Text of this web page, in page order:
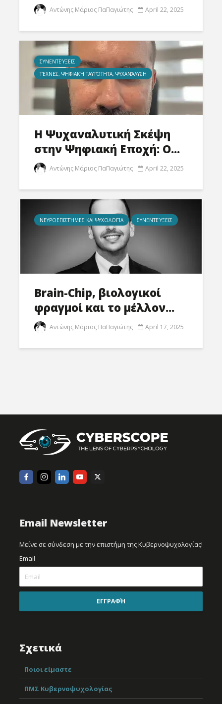
Αντώνης Μάριος ΠαΠαγιώτης April 22, 2025
ΣΥΝΕΝΤΕΎΞΕΙΣ
ΤΈΧΝΕΣ, ΨΗΦΙΑΚΉ ΤΑΥΤΌΤΗΤΑ, ΨΥΧΑΝΆΛΥΣΗ
Η Ψυχαναλυτική Σκέψη
στην Ψηφιακή Εποχή: Ο...
Αντώνης Μάριος ΠαΠαγιώτης April 22, 2025
ΝΕΥΡΟΕΠΙΣΤΉΜΕΣ ΚΑΙ ΨΥΧΟΛΟΓΊΑ ΣΥΝΕΝΤΕΎΞΕΙΣ
Brain-Chip, βιολογικοί
φραγμοί και το μέλλον...
Αντώνης Μάριος ΠαΠαγιώτης April 17, 2025
Email Newsletter
Μείνε σε σύνδεση με την επιστήμη της Κυβερνοψυχολογίας!
Email
ΕΓΓΡΑΦΉ
Σχετικά
Ποιοι είμαστε
ΠΜΣ Κυβερνοψυχολογίας